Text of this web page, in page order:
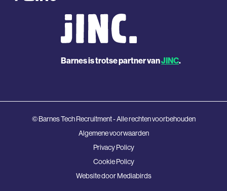
Barnes is trotse partner vanJINC.
© Barnes Tech Recruitment - Alle rechten voorbehouden
Algemene voorwaarden
Privacy Policy
Cookie Policy
Website doorMediabirds